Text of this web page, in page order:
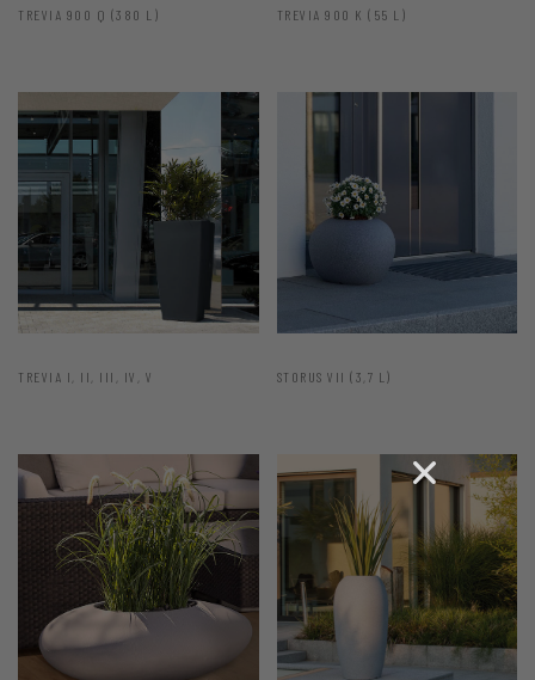
TREVIA 900 Q (380 L) TREVIA 900 K (55 L)
TREVIA I, II, III, IV, V STORUS VII (3,7 L)